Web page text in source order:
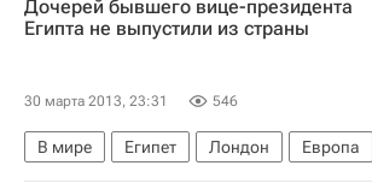
Дочерей бывшего вице-президента
Египта не выпустили из страны
30 марта 2013, 23:31 546
В мире Египет Лондон
Европа
Великобритания
Африка
Весь мир